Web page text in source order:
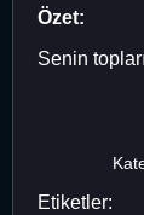
Özet:
Senin
Etiketler: